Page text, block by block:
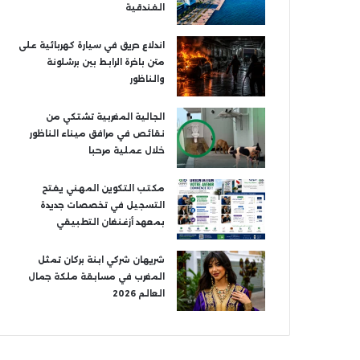
الفندقية
اندلاع حريق في سيارة كهربائية على
متن باخرة الرابط بين برشلونة
والناظور
الجالية المغربية تشتكي من
نقائص في مرافق ميناء الناظور
خلال عملية مرحبا
مكتب التكوين المهني يفتح
التسجيل في تخصصات جديدة
بمعهد أزغنغان التطبيقي
شريهان شركي ابنة بركان تمثل
المغرب في مسابقة ملكة جمال
العالم 2026